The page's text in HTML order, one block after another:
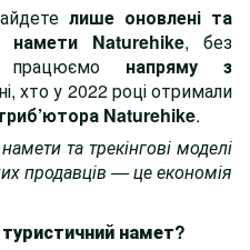
лише оновлені та
намети Naturehike, без
працюємо напряму з
хто у 2022 році отримали
Naturehike.
та трекінгові моделі
продавців — це економія
намет?